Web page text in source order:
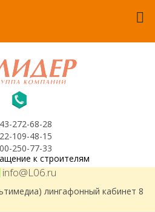
272-68-28
109-48-15
250-77-33
info@L06.ru
к строителям
лингафонный кабинет 8